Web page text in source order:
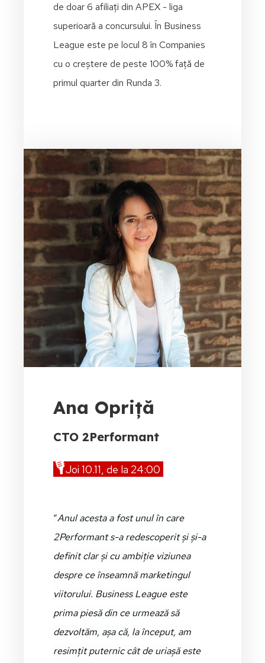
de doar 6 afiliați din APEX - liga
superioară a concursului. În Business
League este pe locul 8 în Companies
cu o creștere de peste 100% față de
primul quarter din Runda 3.
Ana Opriță
CTO 2Performant
🎙️Joi 10.11, de la 24:00
“Anul acesta a fost unul în care
2Performant s-a redescoperit și și-a
definit clar și cu ambiție viziunea
despre ce înseamnă marketingul
viitorului. Business League este
prima piesă din ce urmează să
dezvoltăm, așa că, la început, am
resimțit puternic cât de uriașă este